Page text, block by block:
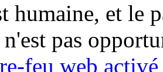
humaine, et le
pas
feu web activé